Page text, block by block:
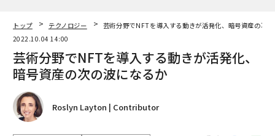
トップ テクノロジー
芸術分野でNFTを導入する動きが活発化、暗号資産の次
2022.10.04 14:00
芸術分野でNFTを導入する動きが活発化、
暗号資産の次の波になるか
Roslyn Layton | Contributor